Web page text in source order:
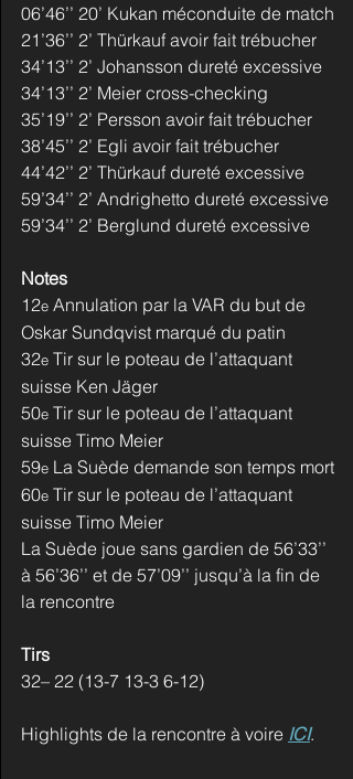
06’46’’ 20’ Kukan méconduite de match
21’36’’ 2’ Thürkauf avoir fait trébucher
34’13’’ 2’ Johansson dureté excessive
34’13’’ 2’ Meier cross-checking
35’19’’ 2’ Persson avoir fait trébucher
38’45’’ 2’ Egli avoir fait trébucher
44’42’’ 2’ Thürkauf dureté excessive
59’34’’ 2’ Andrighetto dureté excessive
59’34’’ 2’ Berglund dureté excessive
Notes
12e Annulation par la VAR du but de
Oskar Sundqvist marqué du patin
32e Tir sur le poteau de l’attaquant
suisse Ken Jäger
50e Tir sur le poteau de l’attaquant
suisse Timo Meier
59e La Suède demande son temps mort
60e Tir sur le poteau de l’attaquant
suisse Timo Meier
La Suède joue sans gardien de 56’33’’
à 56’36’’ et de 57’09’’ jusqu’à la fin de
la rencontre
Tirs
32– 22 (13-7 13-3 6-12)
Highlights de la rencontre à voire ICI.